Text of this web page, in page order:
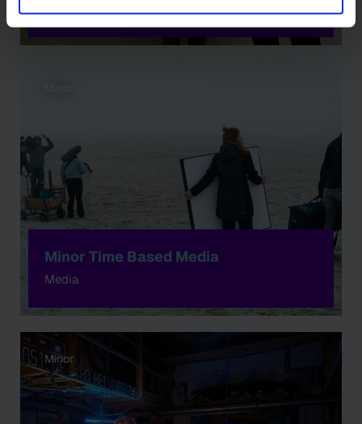
Design
Minor Time Based Media
Media
Minor